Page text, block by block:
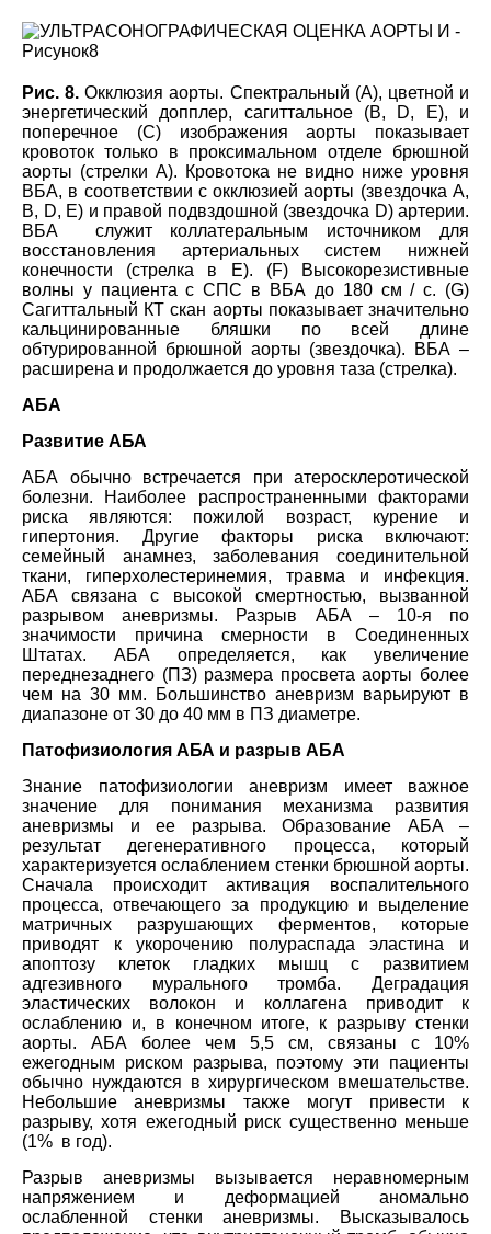
Рис. 8. Окклюзия аорты. Спектральный (А), цветной и
энергетический допплер, сагиттальное (В, D, Е), и
поперечное (C) изображения аорты показывает
кровоток только в проксимальном отделе брюшной
аорты (стрелки А). Кровотока не видно ниже уровня
ВБА, в соответствии с окклюзией аорты (звездочка А,
В, D, Е) и правой подвздошной (звездочка D) артерии.
ВБА служит коллатеральным источником для
восстановления артериальных систем нижней
конечности (стрелка в Е). (F) Высокорезистивные
волны у пациента с СПС в ВБА до 180 см / с. (G)
Сагиттальный КТ скан аорты показывает значительно
кальцинированные бляшки по всей длине
обтурированной брюшной аорты (звездочка). ВБА –
расширена и продолжается до уровня таза (стрелка).
AБA
Развитие АБА
АБА обычно встречается при атеросклеротической
болезни. Наиболее распространенными факторами
риска являются: пожилой возраст, курение и
гипертония. Другие факторы риска включают:
семейный анамнез, заболевания соединительной
ткани, гиперхолестеринемия, травма и инфекция.
АБА связана с высокой смертностью, вызванной
разрывом аневризмы. Разрыв АБА – 10-я по
значимости причина смерности в Соединенных
Штатах. АБА определяется, как увеличение
переднезаднего (ПЗ) размера просвета аорты более
чем на 30 мм. Большинство аневризм варьируют в
диапазоне от 30 до 40 мм в ПЗ диаметре.
Патофизиология АБА и разрыв AБA
Знание патофизиологии аневризм имеет важное
значение для понимания механизма развития
аневризмы и ее разрыва. Образование АБА –
результат дегенеративного процесса, который
характеризуется ослаблением стенки брюшной аорты.
Сначала происходит активация воспалительного
процесса, отвечающего за продукцию и выделение
матричных разрушающих ферментов, которые
приводят к укорочению полураспада эластина и
апоптозу клеток гладких мышц с развитием
адгезивного мурального тромба. Деградация
эластических волокон и коллагена приводит к
ослаблению и, в конечном итоге, к разрыву стенки
аорты. АБА более чем 5,5 см, связаны с 10%
ежегодным риском разрыва, поэтому эти пациенты
обычно нуждаются в хирургическом вмешательстве.
Небольшие аневризмы также могут привести к
разрыву, хотя ежегодный риск существенно меньше
(1% в год).
Разрыв аневризмы вызывается неравномерным
напряжением и деформацией аномально
ослабленной стенки аневризмы. Высказывалось